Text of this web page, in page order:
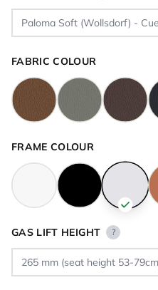
FABRIC COLOUR
FRAME COLOUR
GAS LIFT HEIGHT ?